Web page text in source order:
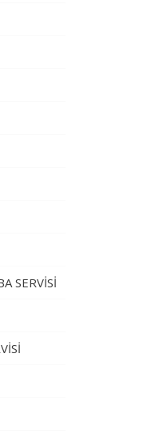
SERVİSİ